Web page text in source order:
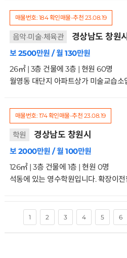
매물번호: 184확인매물-추천 23.08.19
음악·미술·체육관 경상남도 창원시
보 2500만원 / 월 130만원
26㎡ | 3층 건물에 3층 | 현원 60명
매물번호: 174확인매물-추천 23.08.19
학원 경상남도 창원시
보 2000만원 / 월 100만원
126㎡ | 3층 건물에 1층 | 현원 0명
1 2 3 4 5 6